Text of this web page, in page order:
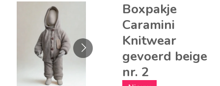
Boxpakje
Caramini
Knitwear
gevoerd beige
nr. 2